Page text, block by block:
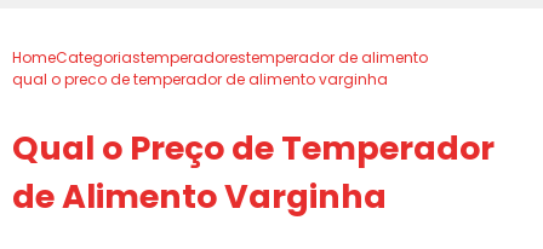
HomeCategoriastemperadorestemperador de alimento
qual o preco de temperador de alimento varginha
Qual o Preço de Temperador
de Alimento Varginha